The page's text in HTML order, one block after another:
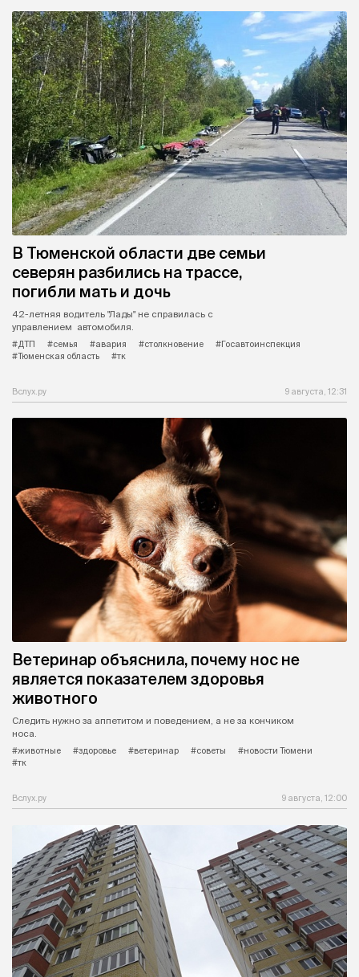
В Тюменской области две семьи
северян разбились на трассе,
погибли мать и дочь
42-летняя водитель "Лады" не справилась с
управлением автомобиля.
#ДТП
#семья #авария #столкновение
#Госавтоинспекция
#Тюменская область
#тк
Вслух.ру 9 августа, 12:31
Ветеринар объяснила, почему нос не
является показателем здоровья
животного
Следить нужно за аппетитом и поведением, а не за кончиком
носа.
#животные
#здоровье #ветеринар #советы
#новости Тюмени
#тк
Вслух.ру 9 августа, 12:00